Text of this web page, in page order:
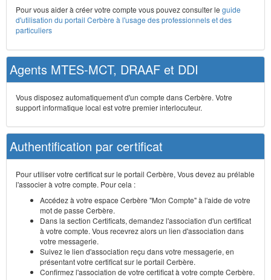
Pour vous aider à créer votre compte vous pouvez consulter le guide
d'utilisation du portail Cerbère à l'usage des professionnels et des
particuliers
Agents MTES-MCT, DRAAF et DDI
Vous disposez automatiquement d'un compte dans Cerbère. Votre
support informatique local est votre premier interlocuteur.
Authentification par certificat
Pour utiliser votre certificat sur le portail Cerbère, Vous devez au prélable
l'associer à votre compte. Pour cela :
Accédez à votre espace Cerbère "Mon Compte" à l'aide de votre
mot de passe Cerbère.
Dans la section Certificats, demandez l'association d'un certificat
à votre compte. Vous recevrez alors un lien d'association dans
votre messagerie.
Suivez le lien d'association reçu dans votre messagerie, en
présentant votre certificat sur le portail Cerbère.
Confirmez l'association de votre certificat à votre compte Cerbère.